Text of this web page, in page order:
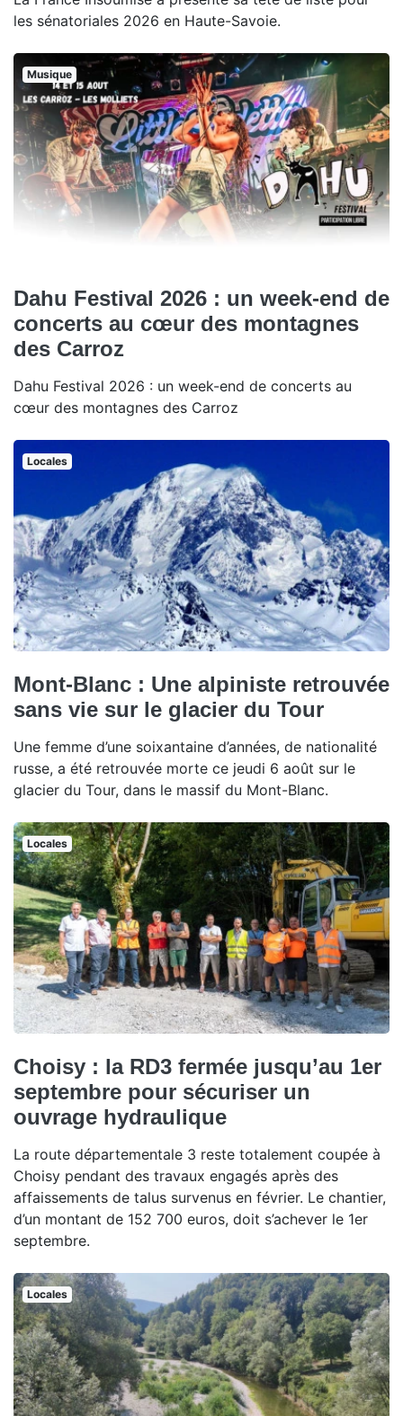
les sénatoriales 2026 en Haute-Savoie.
Musique
Dahu Festival 2026 : un week-end de
concerts au cœur des montagnes
des Carroz
Dahu Festival 2026 : un week-end de concerts au
cœur des montagnes des Carroz
Locales
Mont-Blanc : Une alpiniste retrouvée
sans vie sur le glacier du Tour
Une femme d’une soixantaine d’années, de nationalité
russe, a été retrouvée morte ce jeudi 6 août sur le
glacier du Tour, dans le massif du Mont-Blanc.
Locales
Choisy : la RD3 fermée jusqu’au 1er
septembre pour sécuriser un
ouvrage hydraulique
La route départementale 3 reste totalement coupée à
Choisy pendant des travaux engagés après des
affaissements de talus survenus en février. Le chantier,
d’un montant de 152 700 euros, doit s’achever le 1er
septembre.
Locales